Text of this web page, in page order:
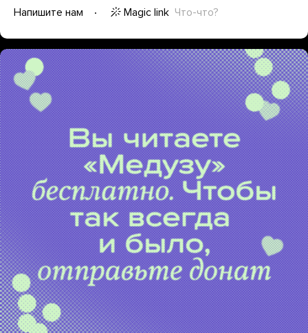
Напишите нам
Magic link Что-что?